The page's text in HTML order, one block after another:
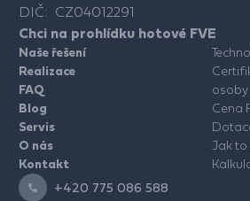
DIČ: CZ04012291
Naše řešení
Realizace
FAQ
Blog
Servis
O nás
Kontakt
osoby
Cena
Jak to
Chci na prohlídku hotové FVE
+420 775 086 588